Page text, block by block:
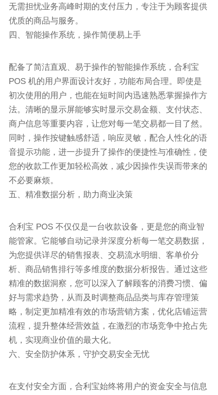
无需担忧业务高峰时期的支付压力，专注于为顾客提供
优质的商品与服务。
四、智能操作系统，操作简便易上手
配备了简洁直观、易于操作的智能操作系统，合利宝
POS 机的用户界面设计友好，功能布局合理。即使是
初次使用的用户，也能在短时间内迅速熟悉掌握操作方
法。清晰的显示屏能够实时显示交易金额、支付状态、
商户信息等重要内容，让您对每一笔交易都一目了然。
同时，操作按键触感舒适，响应灵敏，配合人性化的语
音提示功能，进一步提升了操作的便捷性与准确性，使
您的收款工作更加轻松高效，减少因操作失误而带来的
不必要麻烦。
五、精准数据分析，助力商业决策
合利宝 POS 不仅仅是一台收款设备，更是您的商业智
能管家。它能够自动记录并深度分析每一笔交易数据，
为您提供详尽的销售报表、交易流水明细、客单价分
析、商品销售排行等多维度的数据分析报告。通过这些
精准的数据洞察，您可以深入了解顾客的消费习惯、偏
好与需求趋势，从而及时调整商品品类与库存管理策
略，制定更加精准有效的市场营销方案，优化店铺运营
流程，提升整体经营效益，在激烈的市场竞争中抢占先
机，实现商业价值的最大化。
六、安全防护体系，守护交易安全无忧
在支付安全方面，合利宝始终将用户的资金安全与信息